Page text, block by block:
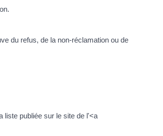
du refus, de la non-réclamation ou de
liste publiée sur le site de l'<a